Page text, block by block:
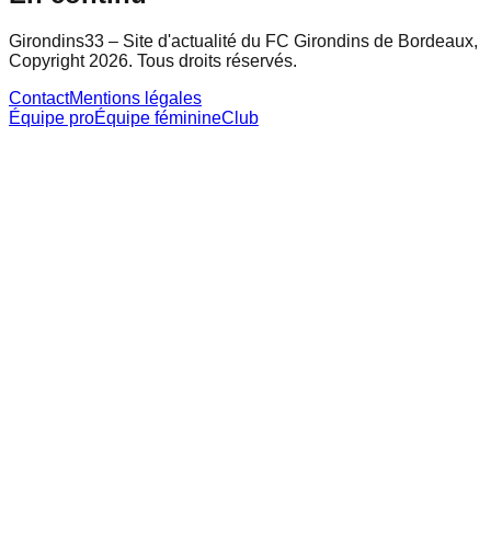
Girondins33 – Site d'actualité du FC Girondins de Bordeaux,
Copyright 2026. Tous droits réservés.
ContactMentions légales
Équipe proÉquipe féminineClub